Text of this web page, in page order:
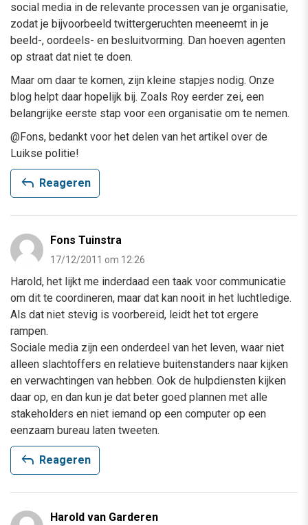
social media in de relevante processen van je organisatie,
zodat je bijvoorbeeld twittergeruchten meeneemt in je
beeld-, oordeels- en besluitvorming. Dan hoeven agenten
op straat dat niet te doen.
Maar om daar te komen, zijn kleine stapjes nodig. Onze
blog helpt daar hopelijk bij. Zoals Roy eerder zei, een
belangrijke eerste stap voor een organisatie om te nemen.
@Fons, bedankt voor het delen van het artikel over de
Luikse politie!
reply Reageren
Fons Tuinstra
17/12/2011 om 12:26
Harold, het lijkt me inderdaad een taak voor communicatie
om dit te coordineren, maar dat kan nooit in het luchtledige.
Als dat niet stevig is voorbereid, leidt het tot ergere
rampen.
Sociale media zijn een onderdeel van het leven, waar niet
alleen slachtoffers en relatieve buitenstanders naar kijken
en verwachtingen van hebben. Ook de hulpdiensten kijken
daar op, en dan kun je dat beter goed plannen met alle
stakeholders en niet iemand op een computer op een
eenzaam bureau laten tweeten.
reply Reageren
Harold van Garderen